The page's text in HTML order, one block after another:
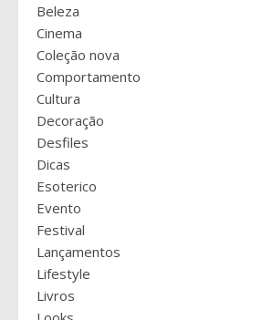
Beleza
Cinema
Coleção nova
Comportamento
Cultura
Decoração
Desfiles
Dicas
Esoterico
Evento
Festival
Lançamentos
Lifestyle
Livros